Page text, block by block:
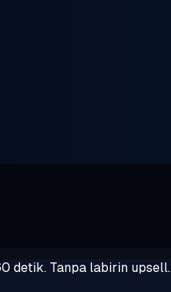
detik. Tanpa labirin upsell.